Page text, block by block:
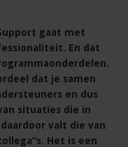
gaat met
En dat
dat je samen
en dus
situaties die in
valt die van
Het is een